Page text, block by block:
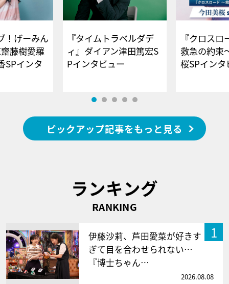
！げーみん
藤樹愛羅
SPインタ
『タイムトラベルダデ
ィ』ダイアン津田篤宏S
Pインタビュー
『クロス
救急の約束
桜SPイ
ピックアップ記事をもっと見る
ランキング
RANKING
1
伊藤沙莉、芦田愛菜が好きす
ぎて目を合わせられない…
『博士ちゃん…
2026.08.08